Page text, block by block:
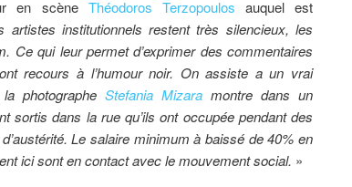
en scène Théodoros Terzopoulos auquel est
artistes institutionnels restent très silencieux, les
Ce qui leur permet d’exprimer des commentaires
recours à l’humour noir. On assiste a un vrai
la photographe Stefania Mizara montre dans un
sortis dans la rue qu’ils ont occupée pendant des
Le salaire minimum à baissé de 40% en
ici sont en contact avec le mouvement social. »